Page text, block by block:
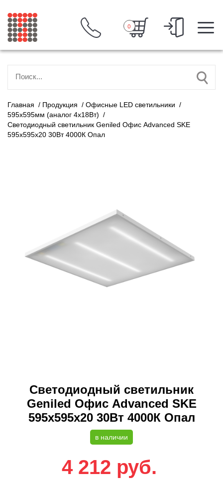
0
Главная / Продукция / Офисные LED светильники /
595х595мм (аналог 4х18Вт) /
Светодиодный светильник Geniled Офис Advanced SKE
595х595х20 30Вт 4000К Опал
Светодиодный светильник
Geniled Офис Advanced SKE
595х595х20 30Вт 4000К Опал
в наличии
4 212 руб.